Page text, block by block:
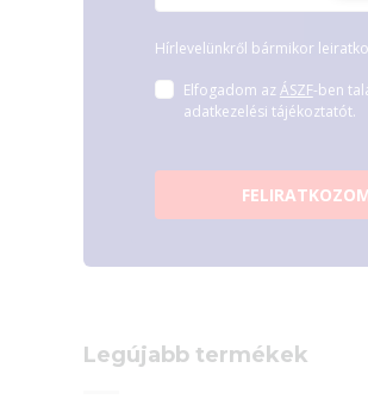
Hírlevelünkről bármikor
Elfogadom az ÁSZF-ben
adatkezelési tájékoztatót.
Legújabb termékek